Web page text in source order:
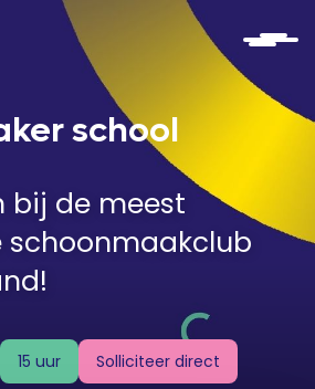
school
bij de meest
schoonmaakclub
15 uur Solliciteer direct